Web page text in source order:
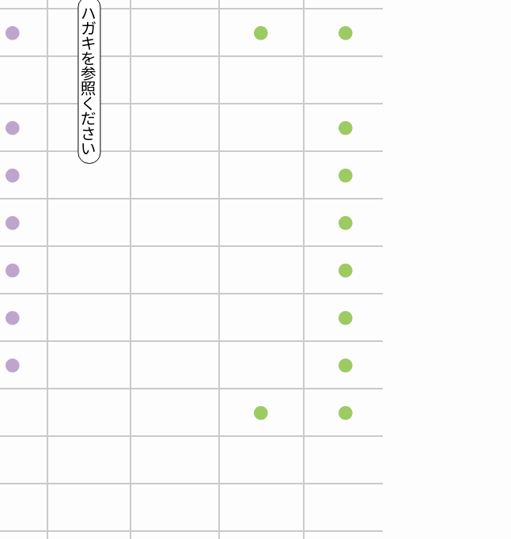
● ● ●
ハ
ガ
キ
を
参
照
く
だ
さ
い
● ●
● ●
● ●
● ●
● ●
● ●
● ●